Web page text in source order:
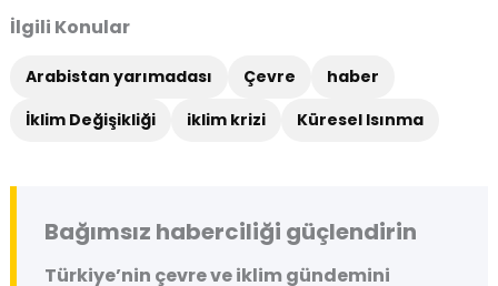
İlgili Konular
Arabistan yarımadası Çevre
haber
İklim Değişikliği
iklim krizi Küresel Isınma
Bağımsız haberciliği güçlendirin
Türkiye’nin çevre ve iklim gündemini